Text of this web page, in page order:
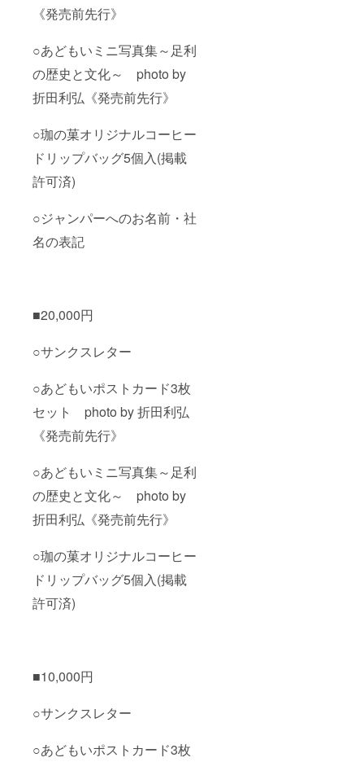
《発売前先行》
○あどもいミニ写真集～足利
の歴史と文化～ photo by
折田利弘《発売前先行》
○珈の菓オリジナルコーヒー
ドリップバッグ5個入(掲載
許可済)
○ジャンパーへのお名前・社
名の表記
■20,000円
○サンクスレター
○あどもいポストカード3枚
セット photo by 折田利弘
《発売前先行》
○あどもいミニ写真集～足利
の歴史と文化～ photo by
折田利弘《発売前先行》
○珈の菓オリジナルコーヒー
ドリップバッグ5個入(掲載
許可済)
■10,000円
○サンクスレター
○あどもいポストカード3枚